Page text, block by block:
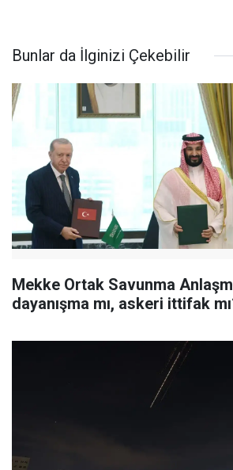
Bunlar da İlginizi Çekebilir
Mekke Ortak Savunma
dayanışma mı, askeri ittifak